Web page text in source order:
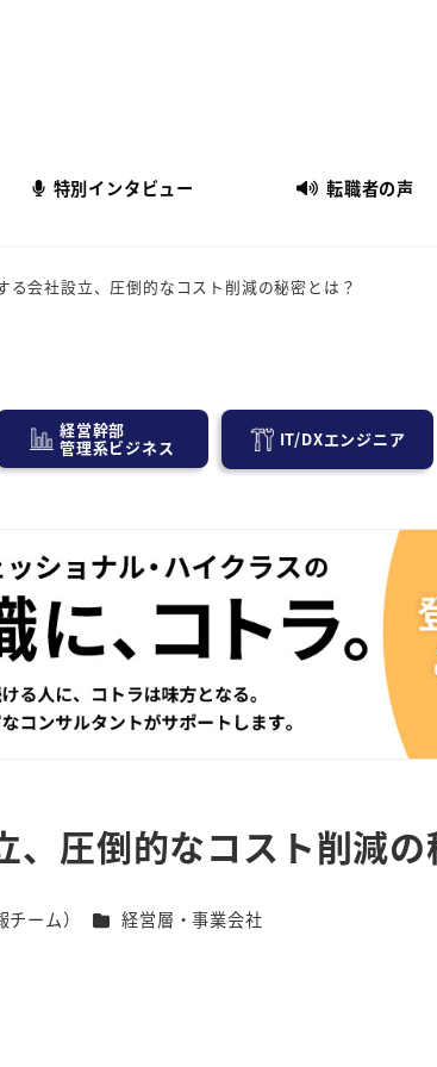
特別インタビュー 転職者の声
る会社設立、圧倒的なコスト削減の秘密とは？
経営幹部
管理系ビジネス IT/DXエンジニア
圧倒的なコスト削減の
ーム） カテゴリー
経営層・事業会社